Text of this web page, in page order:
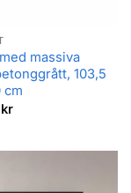
massiva
103,5
cm
kr